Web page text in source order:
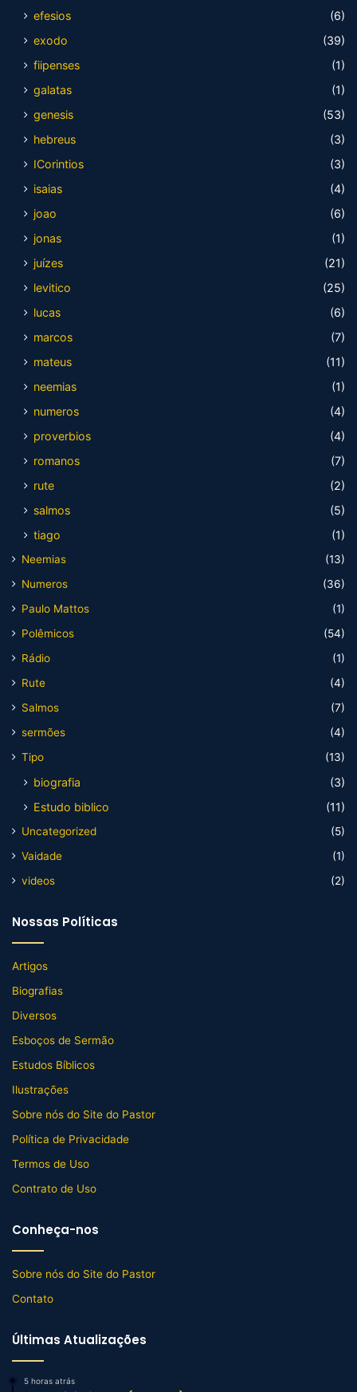
efesios
(6)
exodo
(39)
fiipenses
(1)
galatas
(1)
genesis
(53)
hebreus
(3)
ICorintios
(3)
isaias
(4)
joao
(6)
jonas
(1)
juízes
(21)
levitico
(25)
lucas
(6)
marcos
(7)
mateus
(11)
neemias
(1)
numeros
(4)
proverbios
(4)
romanos
(7)
rute
(2)
salmos
(5)
tiago
(1)
Neemias
(13)
Numeros
(36)
Paulo Mattos
(1)
Polêmicos
(54)
Rádio
(1)
Rute
(4)
Salmos
(7)
sermões
(4)
Tipo
(13)
biografia
(3)
Estudo biblico
(11)
Uncategorized
(5)
Vaidade
(1)
videos
(2)
Nossas Políticas
Artigos
Biografias
Diversos
Esboços de Sermão
Estudos Bíblicos
Ilustrações
Sobre nós do Site do Pastor
Política de Privacidade
Termos de Uso
Contrato de Uso
Conheça-nos
Sobre nós do Site do Pastor
Contato
Últimas Atualizações
5 horas atrás